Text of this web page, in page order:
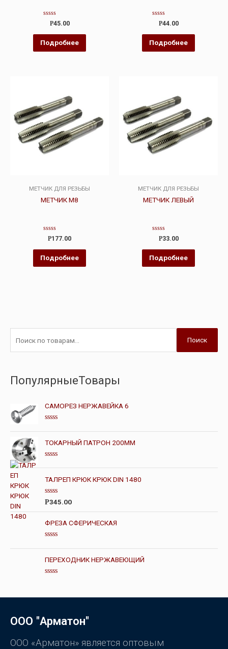
Оценка
из
5
Р45.00
Подробнее
Оценка
из
5
Р44.00
Подробнее
МЕТЧИК ДЛЯ РЕЗЬБЫ
МЕТЧИК М8
Оценка
из
5
Р177.00
Подробнее
МЕТЧИК ДЛЯ РЕЗЬБЫ
МЕТЧИК ЛЕВЫЙ
Оценка
из
5
Р33.00
Подробнее
Поиск
ПопулярныеТовары
САМОРЕЗ НЕРЖАВЕЙКА 6
ц
е
н
к
0
з
ТОКАРНЫЙ ПАТРОН 200ММ
ц
е
н
к
0
и
5
ТАЛРЕП КРЮК КРЮК DIN 1480
О
е
н
к
а
и
5
Р345.00
ФРЕЗА СФЕРИЧЕСКАЯ
ц
е
н
к
з
ПЕРЕХОДНИК НЕРЖАВЕЮЩИЙ
0
и
5
ООО "Арматон"
ООО «Арматон» является оптовым